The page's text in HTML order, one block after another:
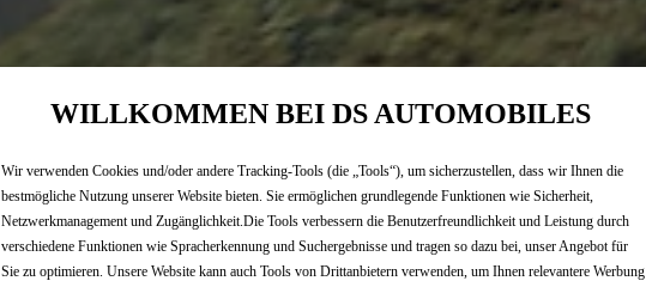
WILLKOMMEN BEI DS AUTOMOBILES
Wir verwenden Cookies und/oder andere Tracking-Tools (die „Tools“), um sicherzustellen, dass wir Ihnen die
bestmögliche Nutzung unserer Website bieten. Sie ermöglichen grundlegende Funktionen wie Sicherheit,
Netzwerkmanagement und Zugänglichkeit.Die Tools verbessern die Benutzerfreundlichkeit und Leistung durch
verschiedene Funktionen wie Spracherkennung und Suchergebnisse und tragen so dazu bei, unser Angebot für
Sie zu optimieren. Unsere Website kann auch Tools von Drittanbietern verwenden, um Ihnen relevantere Werbung